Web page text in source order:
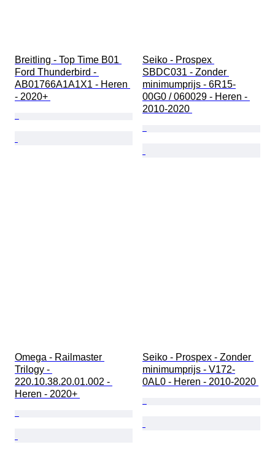
Breitling - Top Time B01
Ford Thunderbird -
AB01766A1A1X1 - Heren
- 2020+
Seiko - Prospex
SBDC031 - Zonder
minimumprijs - 6R15-
00G0 / 060029 - Heren -
2010-2020
Omega - Railmaster
Trilogy -
220.10.38.20.01.002 -
Heren - 2020+
Seiko - Prospex - Zonder
minimumprijs - V172-
0AL0 - Heren - 2010-2020